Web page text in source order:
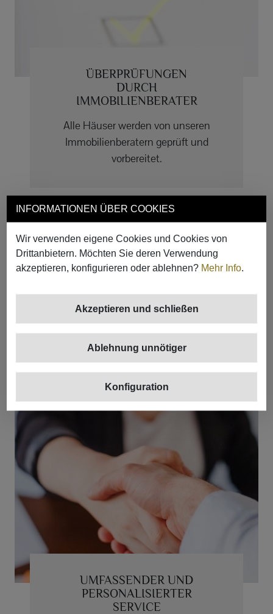
INFORMATIONEN ÜBER COOKIES
Wir verwenden eigene Cookies und Cookies von
Drittanbietern. Möchten Sie deren Verwendung
akzeptieren, konfigurieren oder ablehnen? Mehr Info
Akzeptieren und schließen
Ablehnung unnötiger
Konfiguration
ÜBERPRÜFUNGEN
DURCH
IMMOBILIENBERATER
Alle Häuser werden von unseren
Immobilienberatern geprüft und
vorbereitet.
UMFASSENDER UND
PERSONALISIERTER
SERVICE